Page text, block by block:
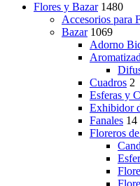
Flores y Bazar 1480
Accesorios para
Bazar 1069
Adorno
Cuadros 2
Esferas y
Exhibidor
Fanales 14
Floreros